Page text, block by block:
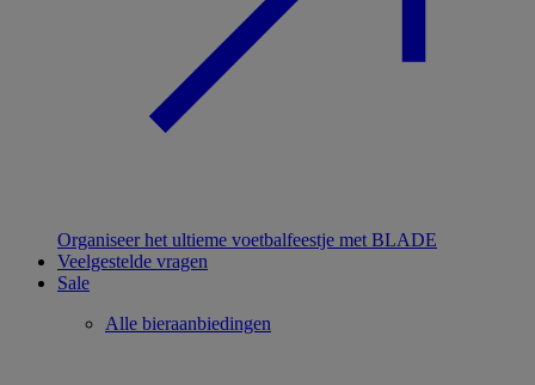
Organiseer het ultieme voetbalfeestje met BLADE
Veelgestelde vragen
Sale
Alle bieraanbiedingen